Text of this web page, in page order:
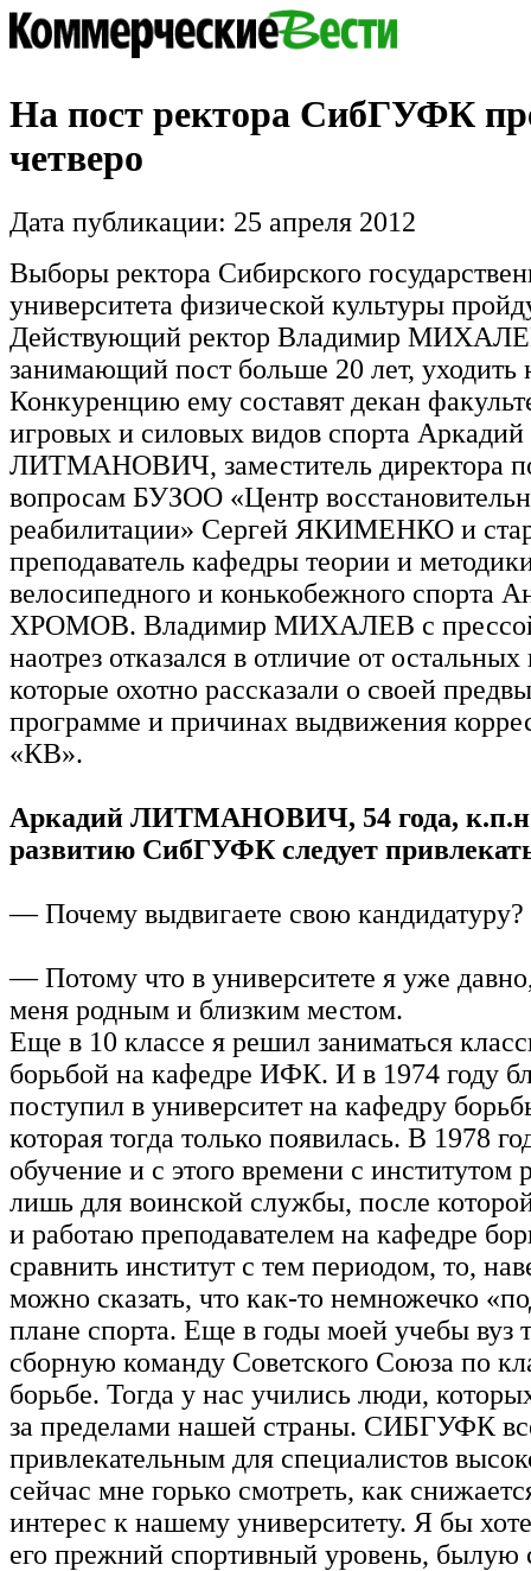
На пост ректора СибГУФК
четверо
Дата публикации: 25 апреля 2012
Выборы ректора Сибирского
университета физической культуры
Действующий ректор Владимир
занимающий пост больше 20 лет, уходить
Конкуренцию ему составят декан
игровых и силовых видов спорта Аркадий
ЛИТМАНОВИЧ, заместитель директора
вопросам БУЗОО «Центр
реабилитации» Сергей ЯКИМЕНКО и
преподаватель кафедры теории и
велосипедного и конькобежного спорта
ХРОМОВ. Владимир МИХАЛЕВ с
наотрез отказался в отличие от остальных
которые охотно рассказали о своей
программе и причинах выдвижения
«КВ».
Аркадий ЛИТМАНОВИЧ, 54 года,
развитию СибГУФК следует
— Почему выдвигаете свою кандидатуру?
— Потому что в университете я уже
меня родным и близким местом.
Еще в 10 классе я решил заниматься
борьбой на кафедре ИФК. И в 1974 году
поступил в университет на кафедру
которая тогда только появилась. В 1978
обучение и с этого времени с институтом
лишь для воинской службы, после
и работаю преподавателем на кафедре
сравнить институт с тем периодом, то,
можно сказать, что как-то немножечко
плане спорта. Еще в годы моей учебы вуз
сборную команду Советского Союза по
борьбе. Тогда у нас учились люди,
за пределами нашей страны. СИБГУФК
привлекательным для специалистов
сейчас мне горько смотреть, как
интерес к нашему университету. Я бы
его прежний спортивный уровень, былую